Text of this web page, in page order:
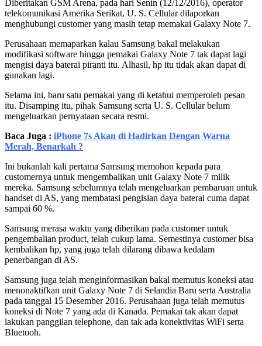
Diberitakan GSM Arena, pada hari Senin (12/12/2016), operator
telekomunikasi Amerika Serikat, U. S. Cellular dilaporkan
menghubungi customer yang masih tetap memakai Galaxy Note 7.
Perusahaan memaparkan kalau Samsung bakal melakukan
modifikasi software hingga pemakai Galaxy Note 7 tak dapat lagi
mengisi daya baterai piranti itu. Alhasil, hp itu tidak akan dapat di
gunakan lagi.
Selama ini, baru satu pemakai yang di ketahui memperoleh pesan
itu. Disamping itu, pihak Samsung serta U. S. Cellular belum
mengeluarkan pernyataan secara resmi.
Baca Juga : iPhone 7s Akan di Hadirkan Dengan Warna
Merah, Benarkah ?
Ini bukanlah kali pertama Samsung memohon kepada para
customernya untuk mengembalikan unit Galaxy Note 7 milik
mereka. Samsung sebelumnya telah mengeluarkan pembaruan untuk
handset di AS, yang membatasi pengisian daya baterai cuma dapat
sampai 60 %.
Samsung merasa waktu yang diberikan pada customer untuk
pengembalian product, telah cukup lama. Semestinya customer bisa
kembalikan hp, yang juga telah dilarang dibawa kedalam
penerbangan di AS.
Samsung juga telah menginformasikan bakal memutus koneksi atau
menonaktifkan unit Galaxy Note 7 di Selandia Baru serta Australia
pada tanggal 15 Desember 2016. Perusahaan juga telah memutus
koneksi di Note 7 yang ada di Kanada. Pemakai tak akan dapat
lakukan panggilan telephone, dan tak ada konektivitas WiFi serta
Bluetooh.